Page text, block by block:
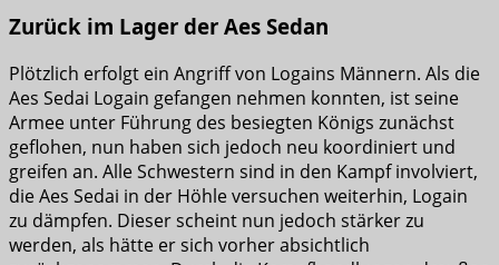
Zurück im Lager der Aes Sedan
Plötzlich erfolgt ein Angriff von Logains Männern. Als die
Aes Sedai Logain gefangen nehmen konnten, ist seine
Armee unter Führung des besiegten Königs zunächst
geflohen, nun haben sich jedoch neu koordiniert und
greifen an. Alle Schwestern sind in den Kampf involviert,
die Aes Sedai in der Höhle versuchen weiterhin, Logain
zu dämpfen. Dieser scheint nun jedoch stärker zu
werden, als hätte er sich vorher absichtlich